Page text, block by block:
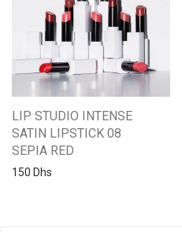
LIP STUDIO INTENSE
SATIN LIPSTICK 08
SEPIA RED
150 Dhs